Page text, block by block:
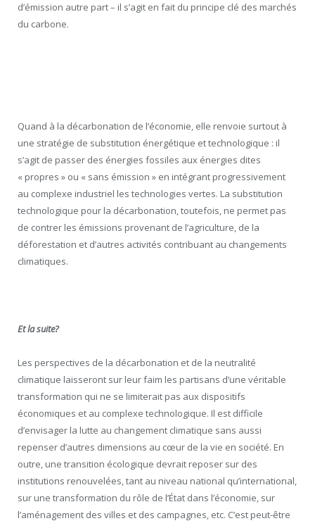
d’émission autre part – il s’agit en fait du principe clé des marchés
du carbone.
Quand à la décarbonation de l’économie, elle renvoie surtout à
une stratégie de substitution énergétique et technologique : il
s’agit de passer des énergies fossiles aux énergies dites
« propres » ou « sans émission » en intégrant progressivement
au complexe industriel les technologies vertes. La substitution
technologique pour la décarbonation, toutefois, ne permet pas
de contrer les émissions provenant de l’agriculture, de la
déforestation et d’autres activités contribuant au changements
climatiques.
Et la suite?
Les perspectives de la décarbonation et de la neutralité
climatique laisseront sur leur faim les partisans d’une véritable
transformation qui ne se limiterait pas aux dispositifs
économiques et au complexe technologique. Il est difficile
d’envisager la lutte au changement climatique sans aussi
repenser d’autres dimensions au cœur de la vie en société. En
outre, une transition écologique devrait reposer sur des
institutions renouvelées, tant au niveau national qu’international,
sur une transformation du rôle de l’État dans l’économie, sur
l’aménagement des villes et des campagnes, etc. C’est peut-être